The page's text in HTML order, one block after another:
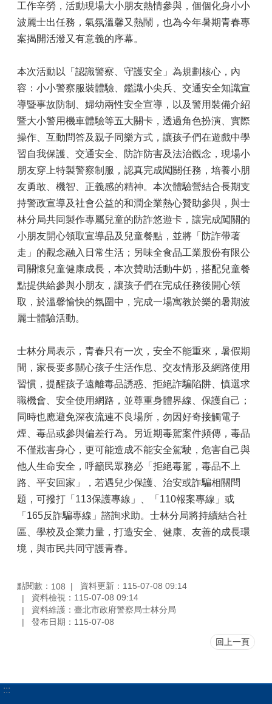
工作辛勞，活動現場大小朋友熱情參與，個個化身小小
波麗士出任務，氣氛溫馨又熱鬧，也為今年暑期青春專
案揭開活潑又有意義的序幕。
本次活動以「認識警察、守護安全」為規劃核心，內
容：小小警察服裝體驗、鑑識小尖兵、交通安全知識宣
導暨事故防制、婦幼兩性安全宣導，以及警用裝備介紹
暨大小警用機車體驗等五大關卡，透過角色扮演、實際
操作、互動問答及親子同樂方式，讓孩子們在遊戲中學
習自我保護、交通安全、防詐防害及法治觀念，現場小
朋友穿上特製警察制服，認真完成闖關任務，培養小朋
友勇敢、機智、正義感的精神。本次體驗營結合長期支
持警政宣導及社會公益的和潤企業熱心贊助參與，與士
林分局共同製作專屬兒童的防詐悠遊卡，讓完成闖關的
小朋友開心領取宣導品及兒童餐點，並將「防詐帶著
走」的觀念融入日常生活；另味全食品工業股份有限公
司關懷兒童健康成長，本次贊助活動牛奶，搭配兒童餐
點提供給參與小朋友，讓孩子們在完成任務後開心領
取，於溫馨愉快的氛圍中，完成一場寓教於樂的暑期波
麗士體驗活動。
士林分局表示，青春只有一次，安全不能重來，暑假期
間，家長要多關心孩子生活作息、交友情形及網路使用
習慣，提醒孩子遠離毒品誘惑、拒絕詐騙陷阱、慎選求
職機會、安全使用網路，並尊重身體界線、保護自己；
同時也應避免深夜流連不良場所，勿因好奇接觸電子
煙、毒品或參與偏差行為。另近期毒駕案件頻傳，毒品
不僅戕害身心，更可能造成不能安全駕駛，危害自己與
他人生命安全，呼籲民眾務必「拒絕毒駕，毒品不上
路、平安回家」，若遇兒少保護、治安或詐騙相關問
題，可撥打「113保護專線」、「110報案專線」或
「165反詐騙專線」諮詢求助。士林分局將持續結合社
區、學校及企業力量，打造安全、健康、友善的成長環
境，與市民共同守護青春。
點閱數： 108
資料更新：115-07-08 09:14
資料檢視：115-07-08 09:14
資料維護：臺北市政府警察局士林分局
發布日期：115-07-08
回上一頁
:::